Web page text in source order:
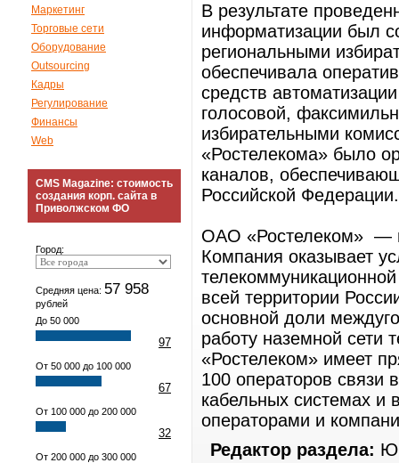
Маркетинг
Торговые сети
Оборудование
Outsourcing
Кадры
Регулирование
Финансы
Web
CMS Magazine: стоимость
создания корп. сайта в
Приволжском ФО
Город:
Средняя цена: 57 958
рублей
До 50 000
97
От 50 000 до 100 000
67
От 100 000 до 200 000
32
От 200 000 до 300 000
В результате
информатизации был
региональными
обеспечивала
средств
голосовой,
избирательными
«Ростелекома» было
каналов,
Российской Федерации.
ОАО «Ростелеком» —
Компания оказывает
всей территории
основной доли
работу наземной сети
«Ростелеком» имеет
100 операторов связи
кабельных системах и
операторами и
Редактор раздела: